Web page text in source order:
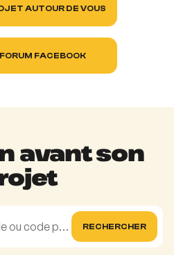
AUTOUR DE VOUS
FACEBOOK
avant son
RECHERCHER